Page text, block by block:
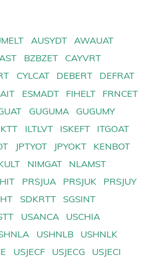
AUSYDT
AWAUAT
BZBZET
CAYVRT
CYLCAT DEBERT
DEFRAT
ESMADT FIHELT
FRNCET
GUGUMA
GUGUMY
ILTLVT ISKEFT
ITGOAT
JPTYOT JPYOKT
KENBOT
NIMGAT
NLAMST
PRSJUA PRSJUK
PRSJUY
SDKRTT
SGSINT
USANCA
USCHIA
USHNLB
USHNLK
USJECF USJECG
USJECI